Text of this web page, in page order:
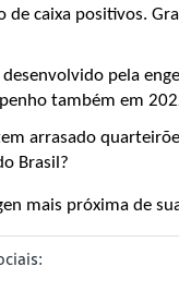
de caixa positivos.
pela
também em
arrasado
Brasil?
mais próxima de